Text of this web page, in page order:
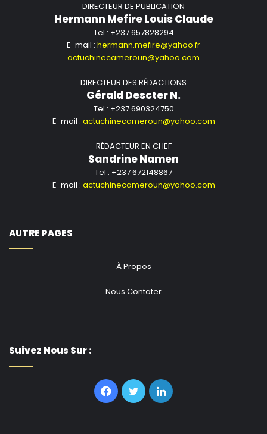
DIRECTEUR DE PUBLICATION
Hermann Mefire Louis Claude
Tel : +237 657828294
E-mail : hermann.mefire@yahoo.fr
actuchinecameroun@yahoo.com
DIRECTEUR DES RÉDACTIONS
Gérald Descter N.
Tel : +237 690324750
E-mail : actuchinecameroun@yahoo.com
RÉDACTEUR EN CHEF
Sandrine Namen
Tel : +237 672148867
E-mail : actuchinecameroun@yahoo.com
AUTRE PAGES
À Propos
Nous Contater
Suivez Nous Sur :
Facebook
TwitterLinkedin